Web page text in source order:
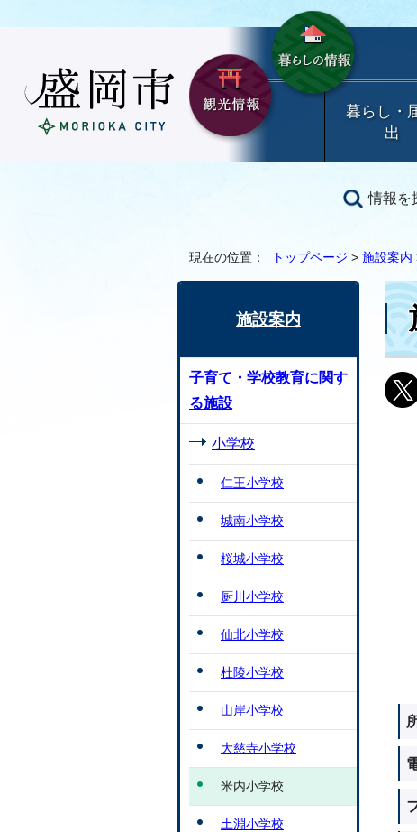
暮らし・
出
情報を
現在の位置： トップページ > 施設案内
施設案内
子育て・学校教育に関す
る施設
小学校
仁王小学校
城南小学校
桜城小学校
厨川小学校
仙北小学校
杜陵小学校
山岸小学校
大慈寺小学校
米内小学校
土淵小学校